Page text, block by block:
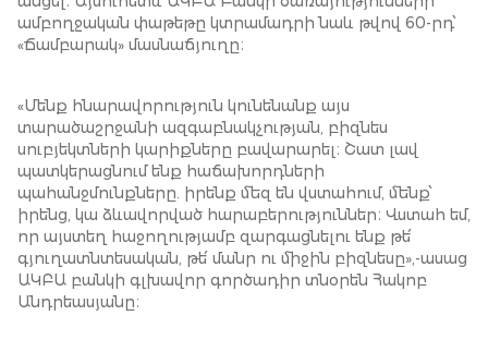
ամբողջական փաթեթը կտրամադրի նաև թվով 60-րդ՝
«Ճամբարակ» մասնաճյուղը։
«Մենք հնարավորություն կունենանք այս
տարածաշրջանի ազգաբնակչության, բիզնես
սուբյեկտների կարիքները բավարարել։ Շատ լավ
պատկերացնում ենք հաճախորդների
պահանջմունքները. իրենք մեզ են վստահում, մենք՝
իրենց, կա ձևավորված հարաբերություններ։ Վստահ եմ,
որ այստեղ հաջողությամբ զարգացնելու ենք թե՛
գյուղատնտեսական, թե՛ մանր ու միջին բիզնեսը»,-ասաց
ԱԿԲԱ բանկի գլխավոր գործադիր տնօրեն Հակոբ
Անդրեասյանը։